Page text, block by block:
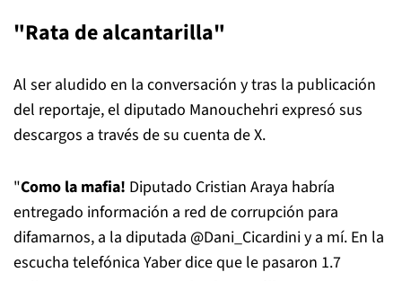
"Rata de alcantarilla"
Al ser aludido en la conversación y tras la publicación
del reportaje, el diputado Manouchehri expresó sus
descargos a través de su cuenta de X.
"Como la mafia! Diputado Cristian Araya habría
entregado información a red de corrupción para
difamarnos, a la diputada @Dani_Cicardini y a mí. En la
escucha telefónica Yaber dice que le pasaron 1.7